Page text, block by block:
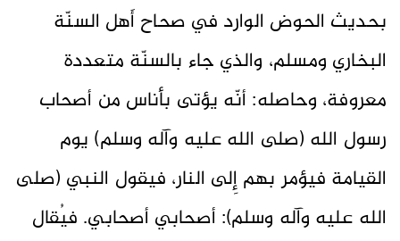
بحديث الحوض الوارد في صحاح أَهل السنّة
البخاري ومسلم، والذي جاء بالسنّة متعددة
معروفة، وحاصله: أنّه يؤتى بأناس من أصحاب
رسول الله (صلى الله عليه وآله وسلم) يوم
القيامة فيؤمر بهم إِلى النار، فيقول النبي (صلى
الله عليه وآله وسلم): أصحابي أصحابي. فيُقال